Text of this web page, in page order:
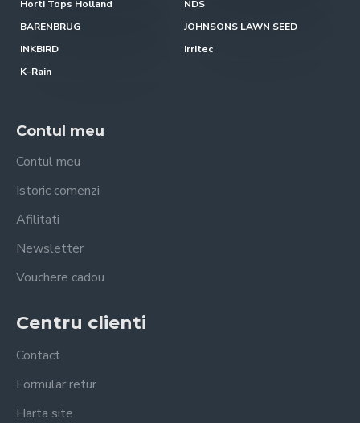
Horti Tops Holland
NDS
BARENBRUG
JOHNSONS LAWN SEED
INKBIRD
Irritec
K-Rain
Contul meu
Contul meu
Istoric comenzi
Afilitati
Newsletter
Vouchere cadou
Centru clienti
Contact
Formular retur
Harta site